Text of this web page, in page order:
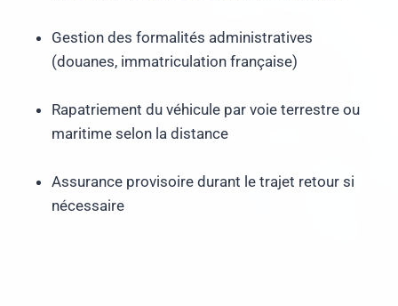
Gestion des formalités administratives
(douanes, immatriculation française)
Rapatriement du véhicule par voie terrestre ou
maritime selon la distance
Assurance provisoire durant le trajet retour si
nécessaire